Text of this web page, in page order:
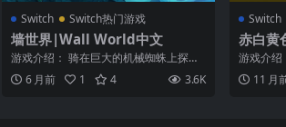
Switch Switch热门游戏
墙世界|Wall World中文
游戏介绍： 骑在巨大的机械蜘蛛上探索
《Wall World》吧：采掘宝贵资源，升...
6 月前 1 4 3.6K
Switch
赤白
游戏介绍
戏，使用
黄色。 当
11 月